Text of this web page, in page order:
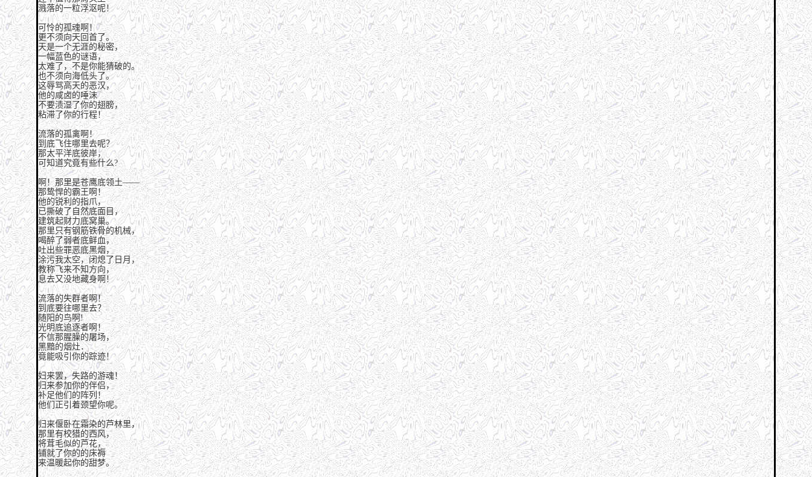
溅落的一粒浮沤呢！
可怜的孤魂啊！
更不须向天回首了。
天是一个无涯的秘密，
一幅蓝色的谜语，
太难了，不是你能猜破的。
也不须向海低头了。
这辱骂高天的恶汉，
他的咸卤的唾沫
不要渍湿了你的翅膀，
粘滞了你的行程！
流落的孤禽啊！
到底飞住哪里去呢？
那太平洋底彼岸，
可知道究竟有些什么?
啊！那里是苍鹰底领土——
那鸷悍的霸王啊！
他的锐利的指爪，
已撕破了自然底面目，
建筑起财力底窝巢。
那里只有钢筋铁骨的机械，
喝醉了弱者底鲜血，
吐出些罪恶底黑烟，
涂污我太空，闭熄了日月，
教称飞来不知方向，
息去又没地藏身啊！
流落的失群者啊！
到底要往哪里去？
随阳的鸟啊!
光明底追逐者啊！
不信那腥臊的屠场，
黑黯的烟灶．
竟能吸引你的踪迹！
妇来罢，失路的游魂！
归来参加你的伴侣，
补足他们的阵列！
他们正引着颈望你呢。
归来偃卧在霜染的芦林里，
那里有校猎的西风，
将茸毛似的芦花，
铺就了你的的床褥
来温暖起你的甜梦。